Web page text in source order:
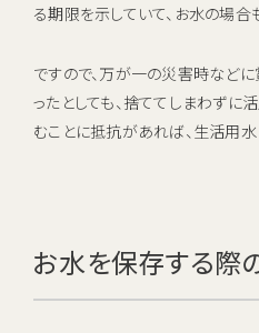
る期限を示していて、お水の場合
ですので、万が一の災害時など
ったとしても、捨ててしまわずに
むことに抵抗があれば、生活用水
お水を保存する際